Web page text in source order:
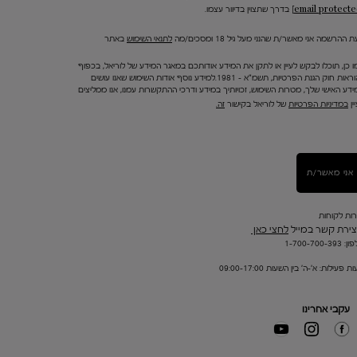
בדרך שתצוין בדיוור עצמו.
ההרשמה אני מאשר/ת שהנני מעל גיל 18 ומסכים/מה לתנאי השימוש באתר
כן, תוכלו לבקש לעיין או לתקן את המידע אודותכם במאגר המידע של לוריאל, בכפוף
להוראות חוק הגנת הפרטיות, תשמ"א – 1981.למידע נוסף אודות השימוש שאנו עושים
האישי שלך, מטרות השימוש, זכויותיך במידע ודרכי ההתקשרות עמנו, אנו ממליצים
במדיניות הפרטיות של לוריאל בקישור זה.
אני מאשר/ת
לקוחות
קשר במייל לחצי כאן
700-393
פעילות: א'-ה' בין השעות 09:00-17:00
עקבי אחרינו